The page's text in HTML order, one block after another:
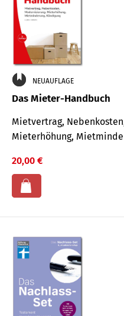
NEUAUFLAGE
Das Mieter-Handbuch
Mietvertrag,
Mieterhöhung,
20,00 €